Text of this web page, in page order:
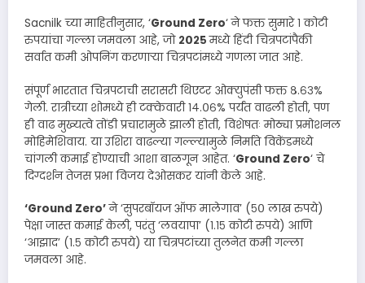
Sacnilk च्या माहितीनुसार, ‘Ground Zero‘ ने फक्त सुमारे १ कोटी
रुपयांचा गल्ला जमवला आहे, जो २०२५मध्ये हिंदी चित्रपटांपैकी
सर्वात कमी ओपनिंग करणाऱ्या चित्रपटांमध्ये गणला जात आहे.
संपूर्ण भारतात चित्रपटाची सरासरी थिएटर ओक्युपंसी फक्त ८.६३%
गेली. रात्रीच्या शोमध्ये ही टक्केवारी १४.०६% पर्यंत वाढली होती, पण
ही वाढ मुख्यत्वे तोंडी प्रचारामुळे झाली होती, विशेषतः मोठ्या प्रमोशनल
मोहिमेशिवाय. या उशिरा वाढल्या गल्ल्यामुळे निर्माते विकेंडमध्ये
चांगली कमाई होण्याची आशा बाळगून आहेत. ‘Ground Zero‘ चे
दिग्दर्शन तेजस प्रभा विजय देओसकर यांनी केले आहे.
‘Ground Zero’ने ‘सुपरबॉयज ऑफ मालेगाव’ (५० लाख रुपये)
पेक्षा जास्त कमाई केली, परंतु ‘लवयापा’ (१.१५ कोटी रुपये) आणि
‘आझाद’ (१.५ कोटी रुपये) या चित्रपटांच्या तुलनेत कमी गल्ला
जमवला आहे.